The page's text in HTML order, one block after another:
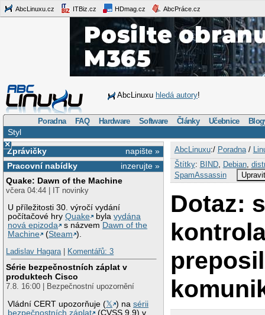
AbcLinuxu.cz ITBiz.cz HDmag.cz AbcPráce.cz
AbcLinuxu hledá autory!
Poradna FAQ Hardware Software Články Učebnice
Styl
×
napište »
Zprávičky
inzerujte »
Pracovní nabídky
Quake: Dawn of the Machine
včera 04:44 | IT novinky
U příležitosti 30. výročí vydání
počítačové hryQuake bylavydána
nová epizoda
s názvem Dawn of the
Machine
(Steam ).
Ladislav Hagara| Komentářů: 3
Série bezpečnostních záplat v
produktech Cisco
7.8. 16:00 | Bezpečnostní upozornění
Vládní CERT upozorňuje (𝕏 ) nasérii
bezpečnostních záplat
(CVSS 9.9) v
AbcLinuxu:/ Poradna/
Štítky: BIND, Debian,
SpamAssassin
Dotaz: